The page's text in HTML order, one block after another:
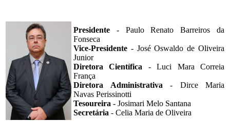
Presidente - Paulo Renato Barreiros da
Fonseca
Vice-Presidente - José Oswaldo de Oliveira
Junior
Diretora Científica - Luci Mara Correia
França
Diretora Administrativa - Dirce Maria
Navas Perissinotti
Tesoureira - Josimari Melo Santana
Secretária - Celia Maria de Oliveira